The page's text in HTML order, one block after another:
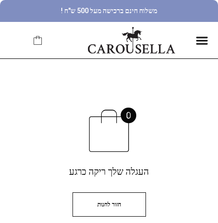
משלוח חינם ברכישה מעל 500 ש"ח !
העגלה שלך ריקה כרגע
חזור לחנות